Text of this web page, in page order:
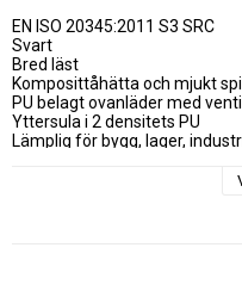
EN ISO 20345:2011 S3 SRC
Svart
Bred läst
Komposittåhätta och mjukt
PU belagt ovanläder med
Yttersula i 2 densitets PU
Lämplig för bygg, lager,